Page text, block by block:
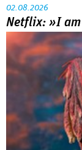
02.08.2026
Netflix: »I